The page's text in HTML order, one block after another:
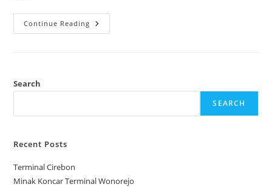
Continue Reading Papuma
Tour
Search
SEARCH
Recent Posts
Terminal Cirebon
Minak Koncar Terminal Wonorejo